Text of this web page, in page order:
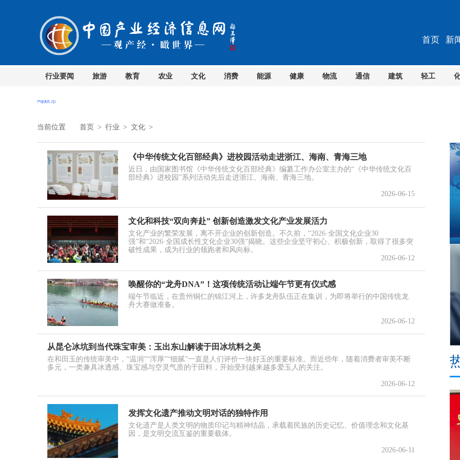
首页 新
行业要闻 旅游 教育 农业 文化 消费 能源 健康 物流 通信 建筑 轻工
当前位置 首页 > 行业 > 文化 >
《中华传统文化百部经典》进校园活动走进浙江、海南、青海三地
近日，由国家图书馆《中华传统文化百部经典》编纂工作办公室主办的“《中华传统文化百
部经典》进校园”系列活动先后走进浙江、海南、青海三地。
2026-06-15
文化和科技“双向奔赴” 创新创造激发文化产业发展活力
文化产业的繁荣发展，离不开企业的创新创造。不久前，“2026·全国文化企业30
强”和“2026·全国成长性文化企业30强”揭晓。这些企业坚守初心、积极创新，取得了很多突
破性成果，成为行业的领跑者和风向标。
2026-06-12
唤醒你的“龙舟DNA”！这项传统活动让端午节更有仪式感
端午节临近，在贵州铜仁的锦江河上，许多龙舟队伍正在集训，为即将举行的中国传统龙
舟大赛做准备。
2026-06-12
从昆仑冰坑到当代珠宝审美：玉出东山解读于田冰坑料之美
在和田玉的传统审美中，“温润”“浑厚”“细腻”一直是人们评价一块好玉的重要标准。而近些年，随着消费者审美不断
多元，一类兼具冰透感、珠宝感与空灵气质的于田料，开始受到越来越多爱玉人的关注。
2026-06-12
发挥文化遗产推动文明对话的独特作用
文化遗产是人类文明的物质印记与精神结晶，承载着民族的历史记忆、价值理念和文化基
因，是文明交流互鉴的重要载体。
2026-06-11